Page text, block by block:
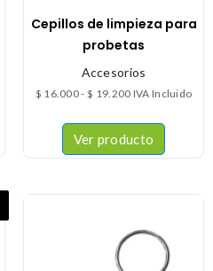
Cepillos de limpieza para
probetas
Accesorios
$ 16.000- $ 19.200 IVA Incluido
Ver producto